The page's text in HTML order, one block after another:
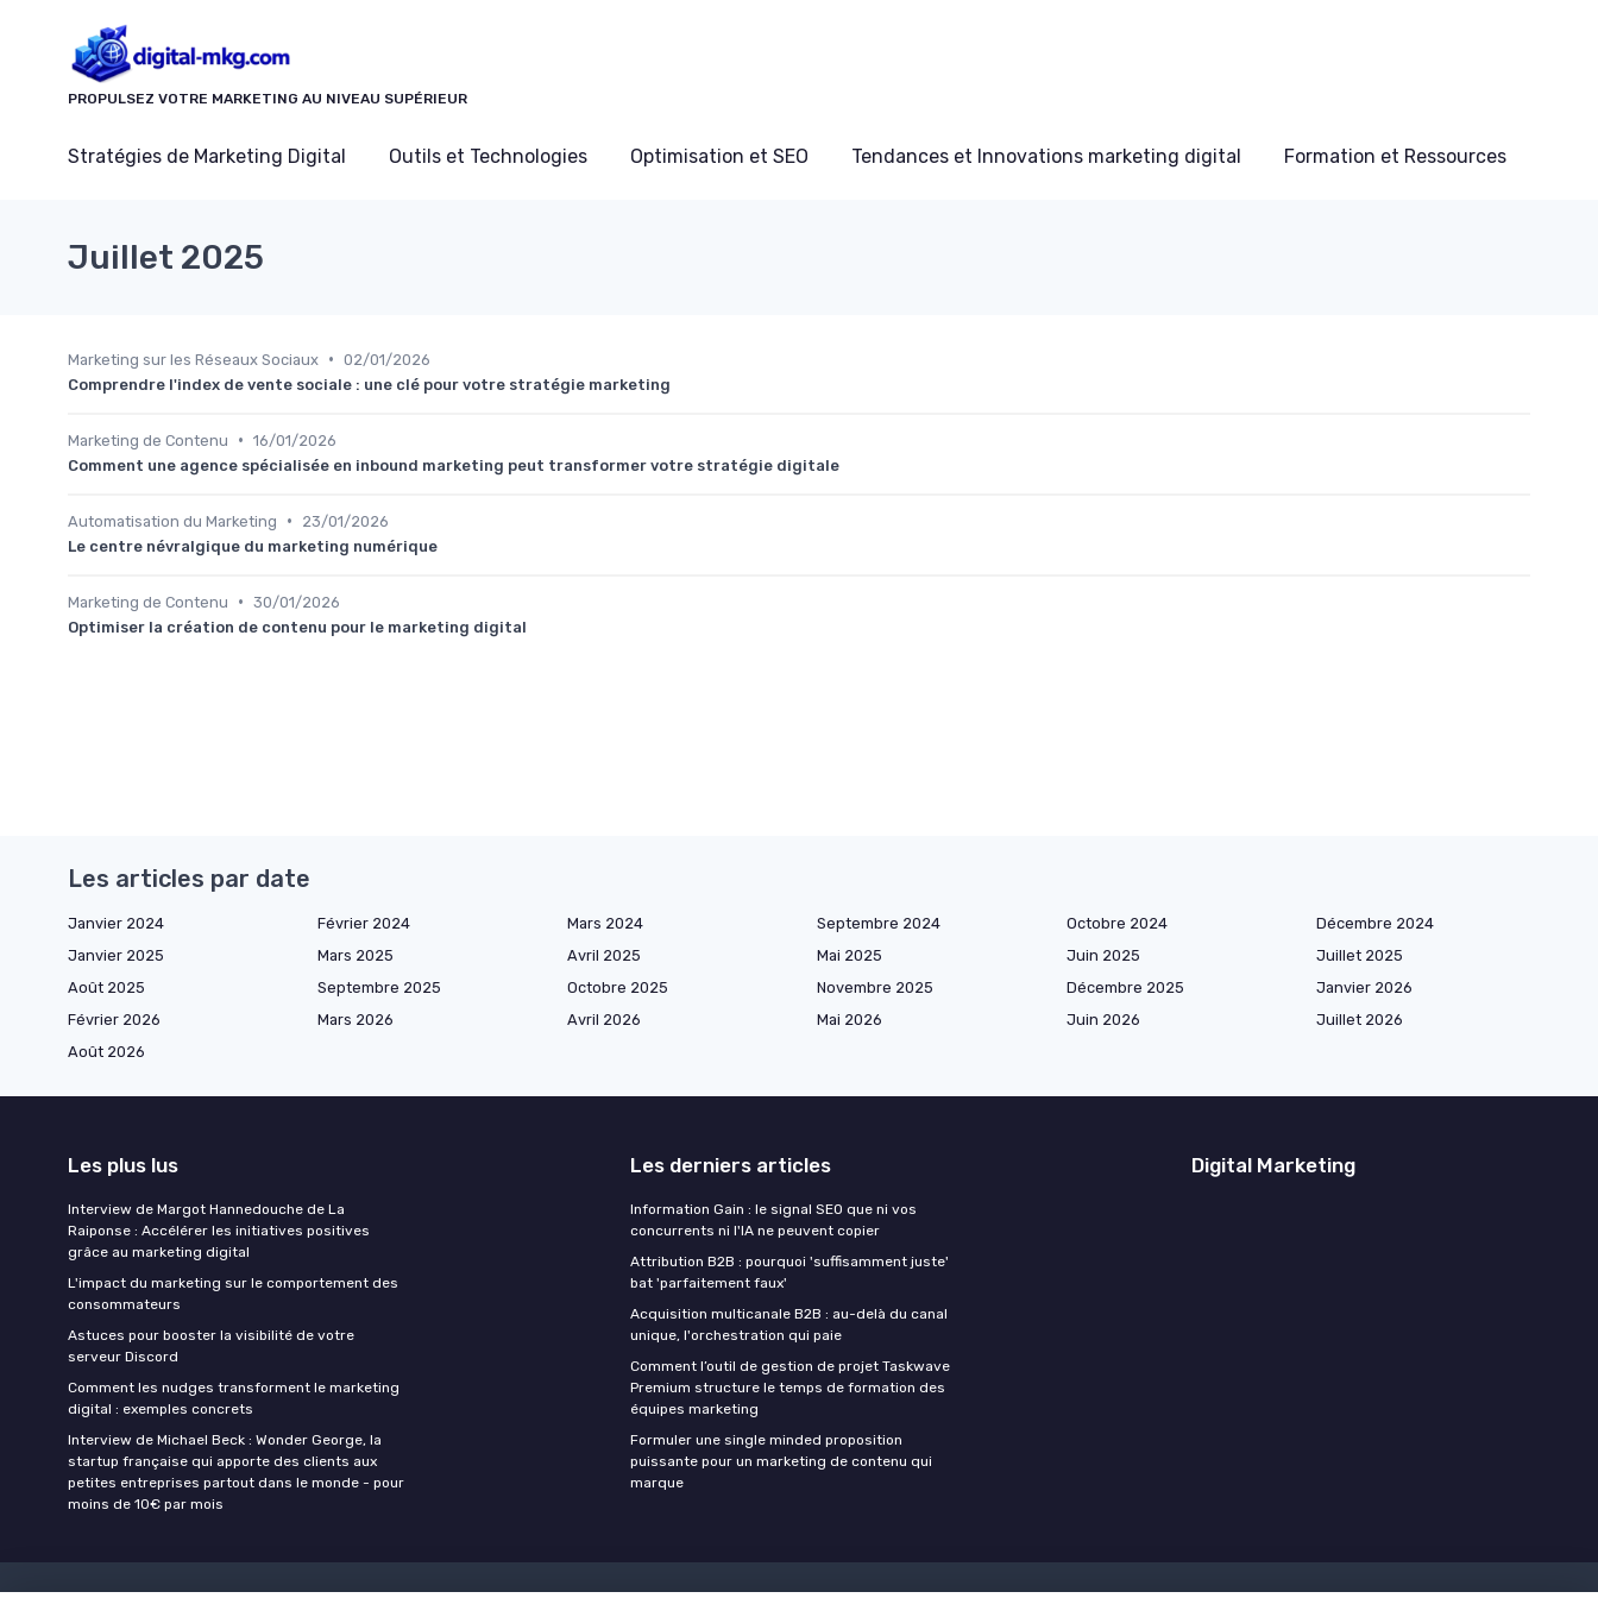
PROPULSEZ VOTRE MARKETING AU NIVEAU SUPÉRIEUR
Stratégies de Marketing Digital Outils et Technologies Optimisation et SEO Tendances et Innovations marketing digital Formation et Ressources
Juillet 2025
Marketing sur les Réseaux Sociaux • 02/01/2026
Comprendre l'index de vente sociale : une clé pour votre stratégie marketing
Marketing de Contenu • 16/01/2026
Comment une agence spécialisée en inbound marketing peut transformer votre stratégie digitale
Automatisation du Marketing •
23/01/2026
Le centre névralgique du marketing numérique
Marketing de Contenu • 30/01/2026
Optimiser la création de contenu pour le marketing digital
Les articles par date
Janvier 2024 Février 2024 Mars 2024 Septembre 2024 Octobre 2024
Décembre 2024
Janvier 2025
Mars 2025 Avril 2025 Mai 2025 Juin 2025
Juillet 2025
Août 2025
Septembre 2025 Octobre 2025 Novembre 2025 Décembre 2025
Janvier 2026
Février 2026
Mars 2026 Avril 2026 Mai 2026 Juin 2026
Juillet 2026
Août 2026
Les plus lus
Interview de Margot Hannedouche de La
Raiponse : Accélérer les initiatives positives
grâce au marketing digital
L'impact du marketing sur le comportement des
consommateurs
Astuces pour booster la visibilité de votre
serveur Discord
Comment les nudges transforment le marketing
digital : exemples concrets
Interview de Michael Beck : Wonder George, la
startup française qui apporte des clients aux
petites entreprises partout dans le monde - pour
moins de 10€ par mois
Les derniers articles
Information Gain : le signal SEO que ni vos
concurrents ni l'IA ne peuvent copier
Attribution B2B : pourquoi 'suffisamment juste'
bat 'parfaitement faux'
Acquisition multicanale B2B : au-delà du canal
unique, l'orchestration qui paie
Comment l’outil de gestion de projet Taskwave
Premium structure le temps de formation des
équipes marketing
Formuler une single minded proposition
puissante pour un marketing de contenu qui
marque
Digital Marketing